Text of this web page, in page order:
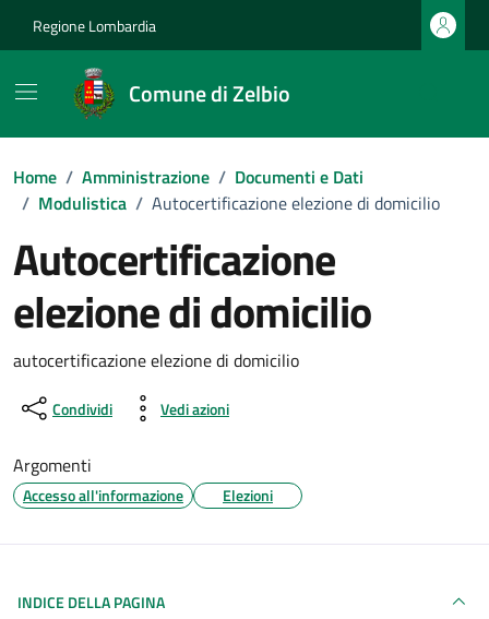
Regione Lombardia
Comune di Zelbio
Home / Amministrazione / Documenti e Dati
/ Modulistica / Autocertificazione elezione di domicilio
Autocertificazione
elezione di domicilio
Dettagli del documento
autocertificazione elezione di domicilio
Condividi Vedi azioni
Argomenti
Accesso all'informazione Elezioni
INDICE DELLA PAGINA